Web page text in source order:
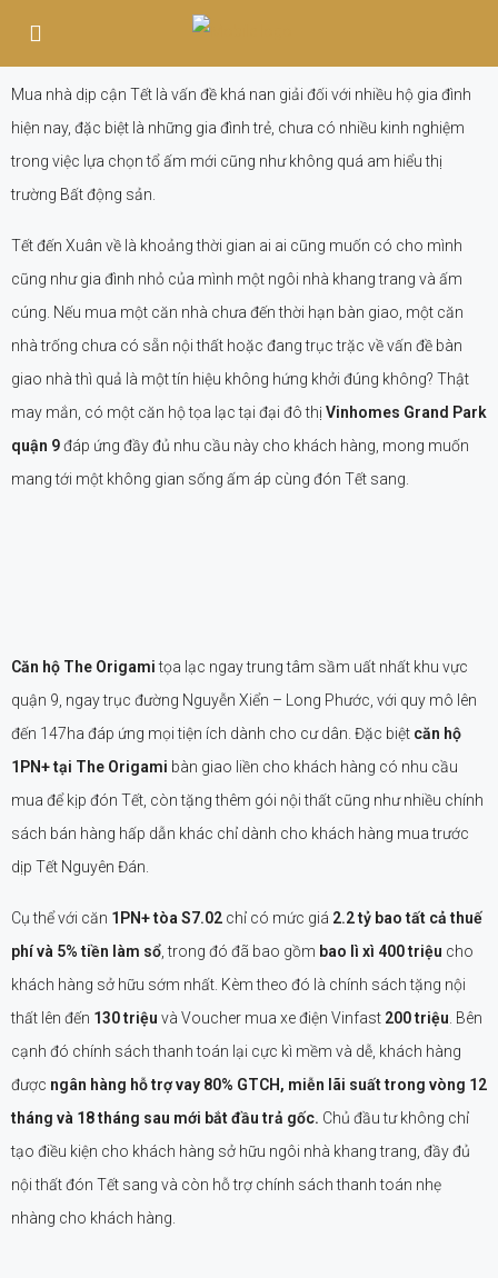
Mua nhà dịp cận Tết là vấn đề khá nan giải đối với nhiều hộ gia đình
hiện nay, đặc biệt là những gia đình trẻ, chưa có nhiều kinh nghiệm
trong việc lựa chọn tổ ấm mới cũng như không quá am hiểu thị
trường Bất động sản.
Tết đến Xuân về là khoảng thời gian ai ai cũng muốn có cho mình
cũng như gia đình nhỏ của mình một ngôi nhà khang trang và ấm
cúng. Nếu mua một căn nhà chưa đến thời hạn bàn giao, một căn
nhà trống chưa có sẵn nội thất hoặc đang trục trặc về vấn đề bàn
giao nhà thì quả là một tín hiệu không hứng khởi đúng không? Thật
may mắn, có một căn hộ tọa lạc tại đại đô thị Vinhomes Grand Park
quận 9đáp ứng đầy đủ nhu cầu này cho khách hàng, mong muốn
mang tới một không gian sống ấm áp cùng đón Tết sang.
Căn hộ The Origamitọa lạc ngay trung tâm sầm uất nhất khu vực
quận 9, ngay trục đường Nguyễn Xiển – Long Phước, với quy mô lên
đến 147ha đáp ứng mọi tiện ích dành cho cư dân. Đặc biệt căn hộ
1PN+ tại The Origami bàn giao liền cho khách hàng có nhu cầu
mua để kịp đón Tết, còn tặng thêm gói nội thất cũng như nhiều chính
sách bán hàng hấp dẫn khác chỉ dành cho khách hàng mua trước
dịp Tết Nguyên Đán.
Cụ thể với căn 1PN+ tòa S7.02 chỉ có mức giá 2.2 tỷ bao tất cả thuế
phí và 5% tiền làm sổ , trong đó đã bao gồm bao lì xì 400 triệu cho
khách hàng sở hữu sớm nhất. Kèm theo đó là chính sách tặng nội
thất lên đến 130 triệu và Voucher mua xe điện Vinfast 200 triệu . Bên
cạnh đó chính sách thanh toán lại cực kì mềm và dễ, khách hàng
được ngân hàng hỗ trợ vay 80% GTCH, miễn lãi suất trong vòng 12
tháng và 18 tháng sau mới bắt đầu trả gốc. Chủ đầu tư không chỉ
tạo điều kiện cho khách hàng sở hữu ngôi nhà khang trang, đầy đủ
nội thất đón Tết sang và còn hỗ trợ chính sách thanh toán nhẹ
nhàng cho khách hàng.